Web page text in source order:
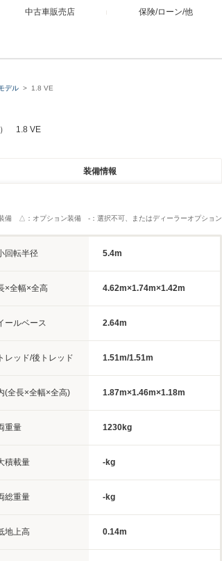
中古車販売店 保険/ローン/他
デル 1.8 VE
） 1.8 VE
装備情報
備 △：オプション装備 -：選択不可、またはディーラーオプション
回転半径 5.4m
×全幅×全高 4.62m×1.74m×1.42m
ールベース 2.64m
レッド/後トレッド 1.51m/1.51m
(全長×全幅×全高) 1.87m×1.46m×1.18m
重量 1230kg
積載量 -kg
総重量 -kg
地上高 0.14m